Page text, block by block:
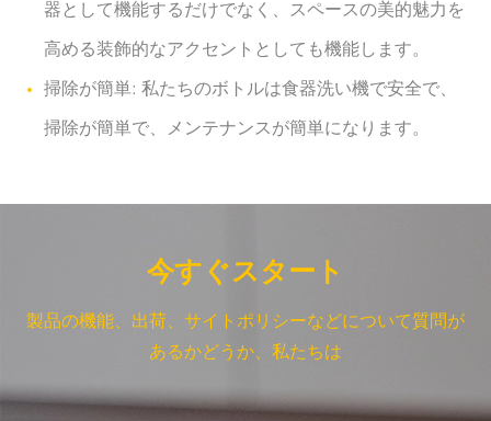
器として機能するだけでなく、スペースの美的魅力を
高める装飾的なアクセントとしても機能します。
掃除が簡単: 私たちのボトルは食器洗い機で安全で、
掃除が簡単で、メンテナンスが簡単になります。
今すぐスタート
製品の機能、出荷、サイトポリシーなどについて質問が
あるかどうか、私たちは